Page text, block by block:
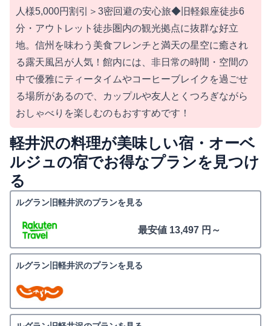
人様5,000円割引＞3密回避の安心旅◆旧軽銀座徒歩6
分・アウトレット徒歩圏内の観光拠点に抜群な好立
地。信州を味わう美食フレンチと満天の星空に癒され
る露天風呂が人気！館内には、非日常の時間・空間の
中で優雅にティータイムやコーヒーブレイクを過ごせ
る場所があるので、カップルや友人とくつろぎながら
おしゃべりを楽しむのもおすすめです！
軽井沢の料理が美味しい宿・オーベ
ルジュの宿でお得なプランを見つけ
る
ルグラン旧軽井沢のプランを見る
最安値 13,497 円～
ルグラン旧軽井沢のプランを見る